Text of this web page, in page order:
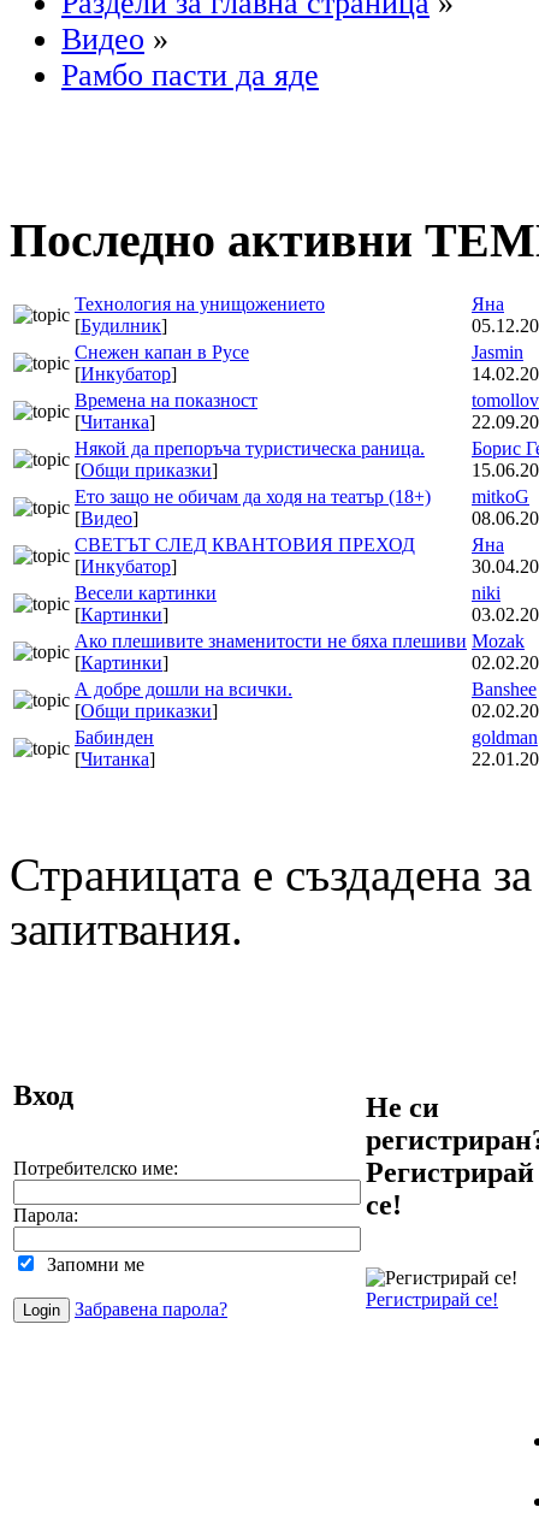
Видео »
Рамбо пасти да яде
Последно активни
Технология на унищожението
[Будилник]
Яна
Снежен капан в Русе
[Инкубатор]
Jasmin
Времена на показност
[Читанка]
tomollov
Някой да препоръча туристическа раница.
[Общи приказки]
Борис
Ето защо не обичам да ходя на театър (18+)
[Видео]
mitkoG
СВЕТЪТ СЛЕД КВАНТОВИЯ ПРЕХОД
[Инкубатор]
Яна
Весели картинки
[Картинки]
niki
Ако плешивите знаменитости не бяха плешиви
[Картинки]
Mozak
А добре дошли на всички.
[Общи приказки]
Banshee
Бабинден
[Читанка]
goldman
Страницата е създадена
запитвания.
Вход
Потребителско име:
Парола:
Запомни ме
Забравена парола?
Не си
Регистрирай
се!
Регистрирай се!